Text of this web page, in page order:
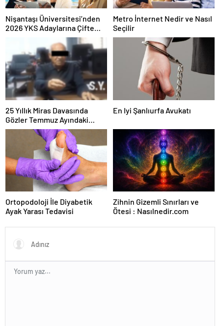
Nişantaşı Üniversitesi’nden
2026 YKS Adaylarına Çifte
Güvence: Sabit Ücret ve
Kesintisiz Burs
Metro İnternet Nedir ve Nasıl
Seçilir
25 Yıllık Miras Davasında
Gözler Temmuz Ayındaki
Karar Duruşmasına Çevrildi
En Iyi Şanlıurfa Avukatı
Ortopodoloji İle Diyabetik
Ayak Yarası Tedavisi
Zihnin Gizemli Sınırları ve
Ötesi : Nasılnedir.com